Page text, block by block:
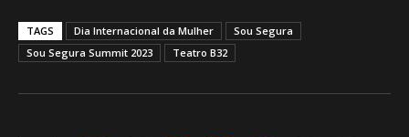
TAGS Dia Internacional da Mulher
Sou Segura
Sou Segura Summit 2023
Teatro B32